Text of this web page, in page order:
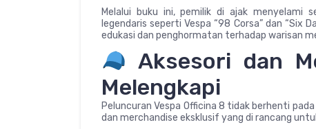
Melalui buku ini, pemilik di ajak menyelami
legendaris seperti Vespa “98 Corsa” dan “Six
edukasi dan penghormatan terhadap warisan
Aksesori dan
Melengkapi
Peluncuran Vespa Officina 8 tidak berhenti
dan merchandise eksklusif yang di rancang